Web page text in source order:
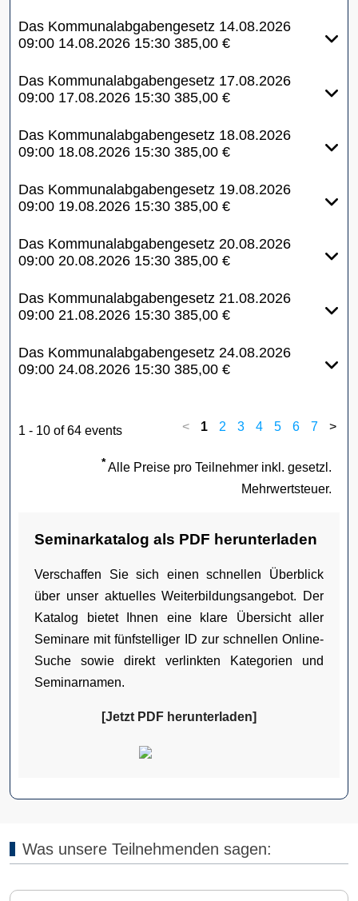
Das Kommunalabgabengesetz 14.08.2026
09:00 14.08.2026 15:30 385,00 €
Das Kommunalabgabengesetz 17.08.2026
09:00 17.08.2026 15:30 385,00 €
Das Kommunalabgabengesetz 18.08.2026
09:00 18.08.2026 15:30 385,00 €
Das Kommunalabgabengesetz 19.08.2026
09:00 19.08.2026 15:30 385,00 €
Das Kommunalabgabengesetz 20.08.2026
09:00 20.08.2026 15:30 385,00 €
Das Kommunalabgabengesetz 21.08.2026
09:00 21.08.2026 15:30 385,00 €
Das Kommunalabgabengesetz 24.08.2026
09:00 24.08.2026 15:30 385,00 €
1 - 10 of 64 events < 1 2 3 4 5 6 7 >
*Alle Preise pro Teilnehmer inkl. gesetzl.
Mehrwertsteuer.
Seminarkatalog als PDF herunterladen
Verschaffen Sie sich einen schnellen Überblick
über unser aktuelles Weiterbildungsangebot. Der
Katalog bietet Ihnen eine klare Übersicht aller
Seminare mit fünfstelliger ID zur schnellen Online-
Suche sowie direkt verlinkten Kategorien und
Seminarnamen.
[Jetzt PDF herunterladen]
Was unsere Teilnehmenden sagen: